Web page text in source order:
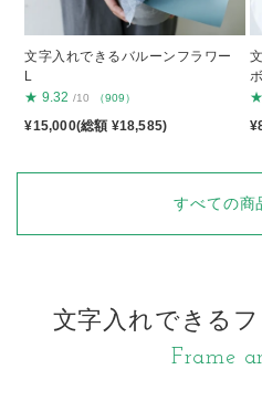
文字入れできるバルーンフラワー
L
★ 9.32 /10 （909）
¥15,000(総額 ¥18,585)
★
すべての商
文字入れできる
Frame